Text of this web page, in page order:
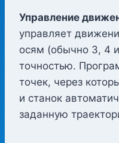
Управление
управляет
осям (обычно 3, 4
точностью.
точек, через
и станок
заданную